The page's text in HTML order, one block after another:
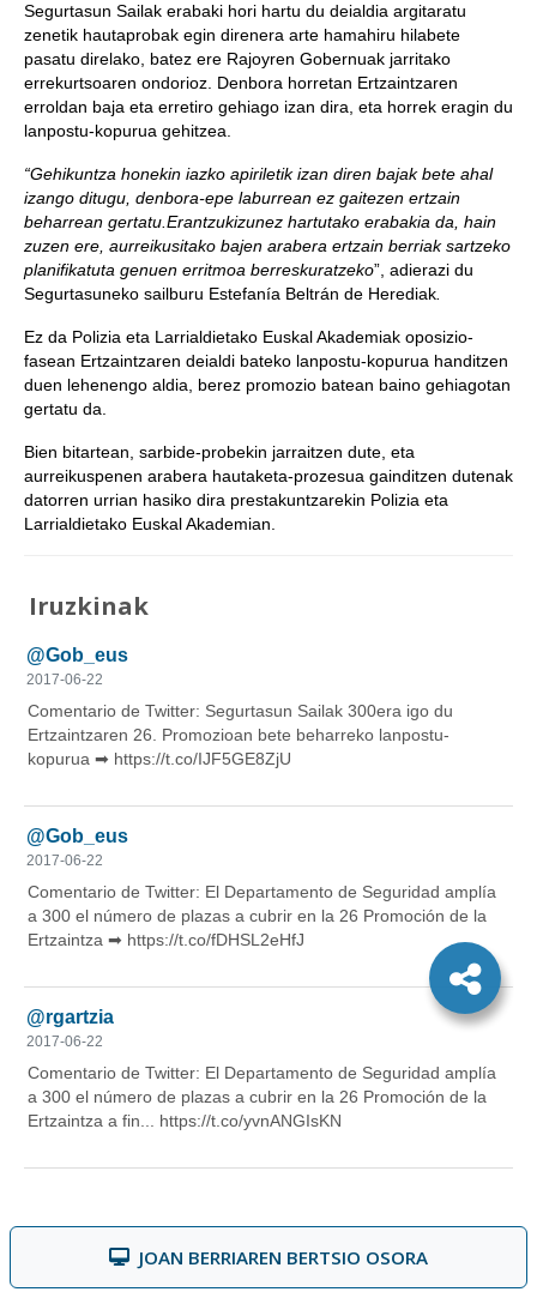
Segurtasun Sailak erabaki hori hartu du deialdia argitaratu
zenetik hautaprobak egin direnera arte hamahiru hilabete
pasatu direlako, batez ere Rajoyren Gobernuak jarritako
errekurtsoaren ondorioz. Denbora horretan Ertzaintzaren
erroldan baja eta erretiro gehiago izan dira, eta horrek eragin du
lanpostu-kopurua gehitzea.
“Gehikuntza honekin iazko apiriletik izan diren bajak bete ahal
izango ditugu, denbora-epe laburrean ez gaitezen ertzain
beharrean gertatu. Erantzukizunez hartutako erabakia da, hain
zuzen ere, aurreikusitako bajen arabera ertzain berriak sartzeko
planifikatuta genuen erritmoa berreskuratzeko”, adierazi du
Segurtasuneko sailburu Estefanía Beltrán de Herediak
Ez da Polizia eta Larrialdietako Euskal Akademiak oposizio-
fasean Ertzaintzaren deialdi bateko lanpostu-kopurua handitzen
duen lehenengo aldia, berez promozio batean baino gehiagotan
gertatu da.
Bien bitartean, sarbide-probekin jarraitzen dute, eta
aurreikuspenen arabera hautaketa-prozesua gainditzen dutenak
datorren urrian hasiko dira prestakuntzarekin Polizia eta
Larrialdietako Euskal Akademian.
Iruzkinak
JOAN BERRIAREN BERTSIO OSORA